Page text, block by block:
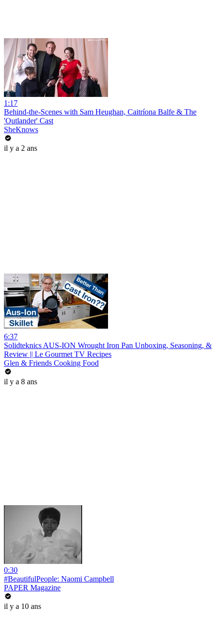
1:17
Behind-the-Scenes with Sam Heughan, Caitríona Balfe & The
'Outlander' Cast
SheKnows
il y a 2 ans
6:37
Solidteknics AUS-ION Wrought Iron Pan Unboxing, Seasoning, &
Review || Le Gourmet TV Recipes
Glen & Friends Cooking Food
il y a 8 ans
0:30
#BeautifulPeople: Naomi Campbell
PAPER Magazine
il y a 10 ans